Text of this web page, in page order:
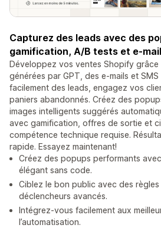
Capturez des leads avec des
gamification, A/B tests et e-
Développez vos ventes Shopify
générées par GPT, des e-mails et
facilement des leads, engagez vos
paniers abandonnés. Créez des
images intelligents suggérés
avec gamification, offres de sortie et
compétence technique requise.
rapide. Essayez maintenant!
Créez des popups performants
élégant sans code.
Ciblez le bon public avec des
déclencheurs avancés.
Intégrez-vous facilement aux
l’automatisation.